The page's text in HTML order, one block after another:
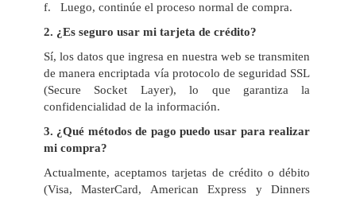
f. Luego, continúe el proceso normal de compra.
2. ¿Es seguro usar mi tarjeta de crédito?
Sí, los datos que ingresa en nuestra web se transmiten
de manera encriptada vía protocolo de seguridad SSL
(Secure Socket Layer), lo que garantiza la
confidencialidad de la información.
3. ¿Qué métodos de pago puedo usar para realizar
mi compra?
Actualmente, aceptamos tarjetas de crédito o débito
(Visa, MasterCard, American Express y Dinners